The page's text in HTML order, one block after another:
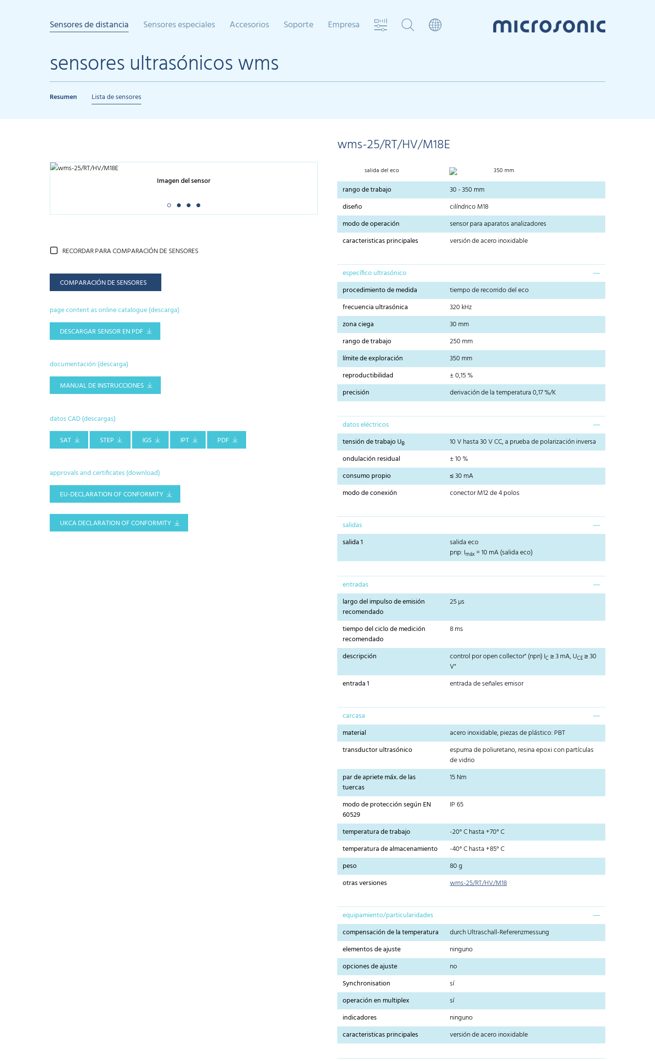
Sensores de distancia Sensores especiales Accesorios Soporte Empresa
sensores ultrasónicos wms
Resumen Lista de sensores
wms-25/RT/HV/M18E
Imagen del sensor
RECORDAR PARA COMPARACIÓN DE SENSORES
COMPARACIÓN DE SENSORES
page content as online catalogue (descarga)
DESCARGAR SENSOR EN PDF
documentación (descarga)
MANUAL DE INSTRUCCIONES
datos CAD (descargas)
SAT
STEP IGS IPT PDF
approvals and certificates (download)
EU-DECLARATION OF CONFORMITY
UKCA DECLARATION OF CONFORMITY
salida del eco 350 mm
rango de trabajo
30 - 350 mm
diseño
cilíndrico M18
modo de operación
sensor para aparatos analizadores
caracteristicas principales
versión de acero inoxidable
específico ultrasónico
procedimiento de medida
tiempo de recorrido del eco
frecuencia ultrasónica
320 kHz
zona ciega
30 mm
rango de trabajo
250 mm
límite de exploración
350 mm
reproductibilidad
± 0,15 %
precisión
derivación de la temperatura 0,17 %/K
datos eléctricos
tensión de trabajo UB
10 V hasta 30 V CC, a prueba de polarización inversa
ondulación residual
± 10 %
consumo propio
≤ 30 mA
modo de conexión
conector M12 de 4 polos
salidas
salida 1
salida eco
pnp: Imáx= 10 mA (salida eco)
entradas
largo del impulso de emisión
recomendado
25 µs
tiempo del ciclo de medición
recomendado
8 ms
descripción control por open collector" (npn) IC ≥ 3 mA, UCE≥ 30
V"
entrada 1
entrada de señales emisor
carcasa
material
acero inoxidable, piezas de plástico: PBT
transductor ultrasónico
espuma de poliuretano, resina epoxi con partículas
de vidrio
par de apriete máx. de las
tuercas
15 Nm
modo de protección según EN
60529
IP 65
temperatura de trabajo
-20° C hasta +70° C
temperatura de almacenamiento
-40° C hasta +85° C
peso
80 g
otras versiones
wms-25/RT/HV/M18
equipamiento/particularidades
compensación de la temperatura
durch Ultraschall-Referenzmessung
elementos de ajuste
ninguno
opciones de ajuste
no
Synchronisation
sí
operación en multiplex
sí
indicadores
ninguno
caracteristicas principales
versión de acero inoxidable